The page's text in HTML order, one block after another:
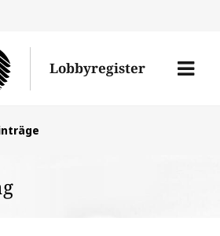
Lobbyregister
Menü